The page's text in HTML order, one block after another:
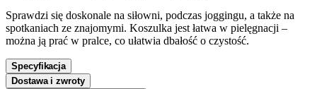
Sprawdzi się doskonale na siłowni, podczas joggingu, a także na
spotkaniach ze znajomymi. Koszulka jest łatwa w pielęgnacji –
można ją prać w pralce, co ułatwia dbałość o czystość.
Specyfikacja
Dostawa i zwroty